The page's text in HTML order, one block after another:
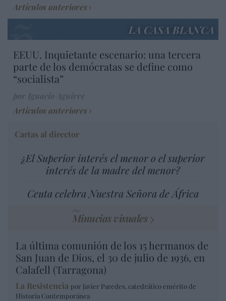
Artículos anteriores
LA CASA BLANCA
EEUU. Inquietante escenario: una tercera
parte de los demócratas se define como
“socialista”
Artículos anteriores
Cartas al director
¿El Superior interés el menor o el superior
interés de la madre del menor?
Ceuta celebra Nuestra Señora de África
Minucias visuales
La última comunión de los 15 hermanos de
San Juan de Dios, el 30 de julio de 1936, en
Calafell (Tarragona)
La Resistencia por Javier Paredes, catedrático emérito de
Historia Contemporánea